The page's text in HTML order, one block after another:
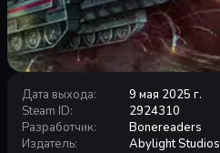
Дата выхода:
9 мая 2025 г.
Steam ID:
2924310
Разработчик:
Bonereaders
Издатель: Abylight Studios